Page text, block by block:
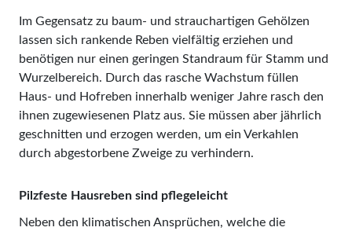
Im Gegensatz zu baum- und strauchartigen Gehölzen
lassen sich rankende Reben vielfältig erziehen und
benötigen nur einen geringen Standraum für Stamm und
Wurzelbereich. Durch das rasche Wachstum füllen
Haus- und Hofreben innerhalb weniger Jahre rasch den
ihnen zugewiesenen Platz aus. Sie müssen aber jährlich
geschnitten und erzogen werden, um ein Verkahlen
durch abgestorbene Zweige zu verhindern.
Pilzfeste Hausreben sind pflegeleicht
Neben den klimatischen Ansprüchen, welche die